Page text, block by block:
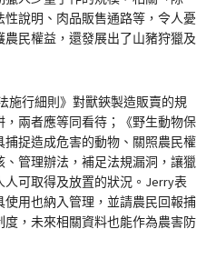
說明、肉品販售通路等，令人憂
民權益，還發展出了山豬狩獵及
施行細則》對獸鋏製造販賣的規
兩者應等同看待；《野生動物保
捉造成危害的動物、關照農民權
管理辦法，補足法規漏洞，讓獵
可取得及放置的狀況。Jerry表
用也納入管理，並請農民回報捕
，未來相關資料也能作為農害防